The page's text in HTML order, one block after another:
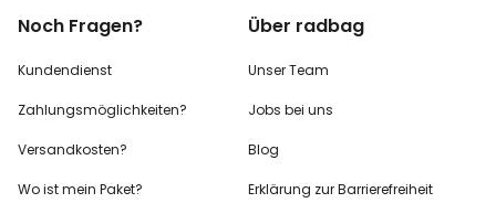
Noch Fragen?
Kundendienst
Zahlungsmöglichkeiten?
Versandkosten?
Wo ist mein Paket?
Über radbag
Unser Team
Jobs bei uns
Blog
Erklärung zur Barrierefreiheit